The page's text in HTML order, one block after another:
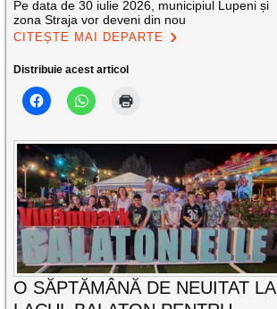
Pe data de 30 iulie 2026, municipiul Lupeni și
zona Straja vor deveni din nou
CITEȘTE MAI DEPARTE
Distribuie acest articol
O SĂPTĂMÂNĂ DE NEUITAT LA